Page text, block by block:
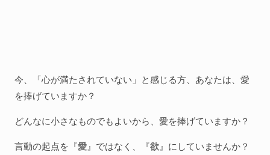
今、「心が満たされていない」と感じる方、あなたは、愛
を捧げていますか？
どんなに小さなものでもよいから、愛を捧げていますか？
言動の起点を『愛』ではなく、『欲』にしていませんか？